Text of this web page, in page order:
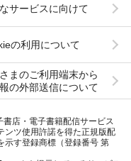
サービスに向けて
の利用について
まのご利用端末から
の外部送信について
店・電子書籍配信サービス
ンツ使用許諾を得た正規版配
示す登録商標（登録番号 第